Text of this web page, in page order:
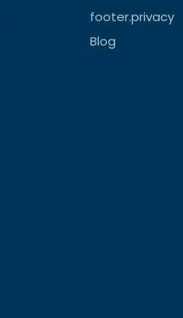
footer.privacy
Blog